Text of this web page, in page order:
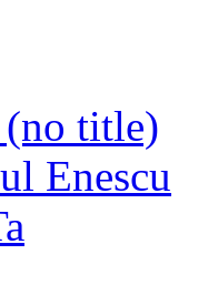
title)
Enescu